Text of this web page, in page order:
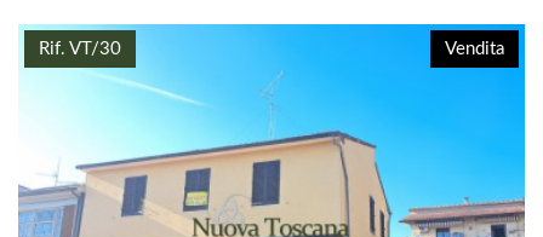
Vendita
Rif. VT/30